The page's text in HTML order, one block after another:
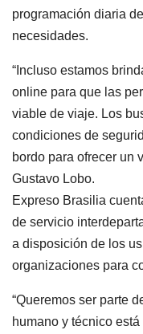
programación diaria
necesidades.
“Incluso estamos
online para que las
viable de viaje. Los
condiciones de
bordo para ofrecer un
Gustavo Lobo.
Expreso Brasilia
de servicio
a disposición de los
organizaciones para
“Queremos ser parte
humano y técnico